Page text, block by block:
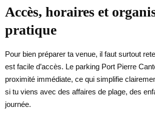
Accès, horaires et
pratique
Pour bien préparer ta venue, il faut surtout
est facile d’accès. Le parking Port Pierre
proximité immédiate, ce qui simplifie
si tu viens avec des affaires de plage, des
journée.